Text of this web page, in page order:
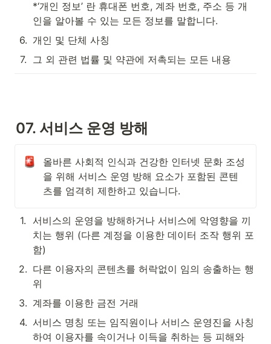
*‘개인 정보’ 란 휴대폰 번호, 계좌 번호, 주소 등 개
인을 알아볼 수 있는 모든 정보를 말합니다.
6. 개인 및 단체 사칭
7. 그 외 관련 법률 및 약관에 저촉되는 모든 내용
07. 서비스 운영 방해
올바른 사회적 인식과 건강한 인터넷 문화 조성
을 위해 서비스 운영 방해 요소가 포함된 콘텐
츠를 엄격히 제한하고 있습니다.
1. 서비스의 운영을 방해하거나 서비스에 악영향을 끼
치는 행위 (다른 계정을 이용한 데이터 조작 행위 포
함)
2. 다른 이용자의 콘텐츠를 허락없이 임의 송출하는 행
위
3. 계좌를 이용한 금전 거래
4. 서비스 명칭 또는 임직원이나 서비스 운영진을 사칭
하여 이용자를 속이거나 이득을 취하는 등 피해와